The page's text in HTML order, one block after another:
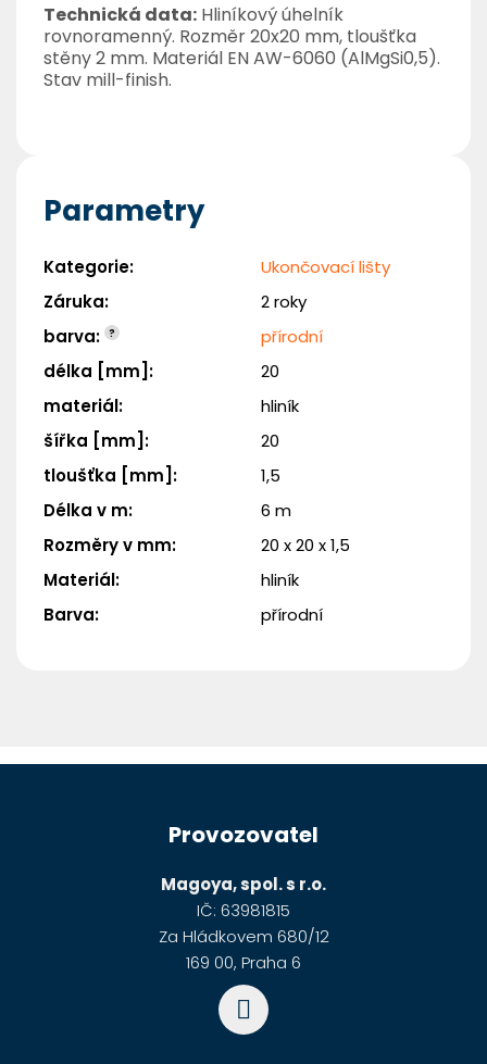
Technická data: Hliníkový úhelník
rovnoramenný. Rozměr 20x20 mm, tloušťka
stěny 2 mm. Materiál EN AW-6060 (AlMgSi0,5).
Stav mill-finish.
Parametry
Kategorie:
Ukončovací lišty
Záruka:
2 roky
barva: ?
přírodní
délka [mm] :
20
materiál:
hliník
šířka [mm] :
20
tloušťka [mm] :
1,5
Délka v m:
6 m
Rozměry v mm:
20 x 20 x 1,5
Materiál:
hliník
Barva: přírodní
Provozovatel
Magoya, spol. s r.o.
IČ: 63981815
Za Hládkovem 680/12
169 00, Praha 6